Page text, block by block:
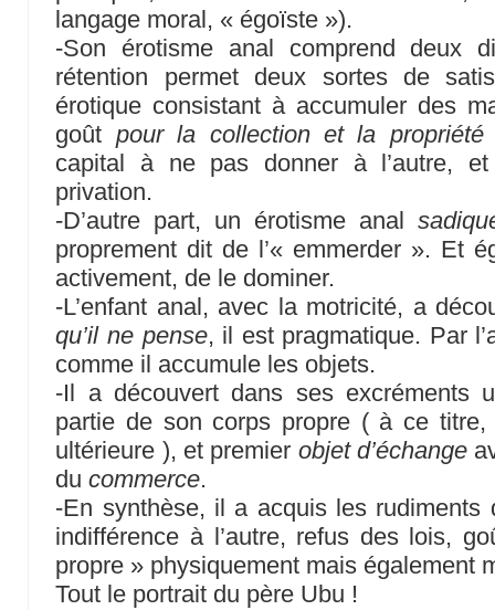
langage moral, « égoïste »).
-Son érotisme anal comprend deux
rétention permet deux sortes de
érotique consistant à accumuler des
goût pour la collection et la propriété
capital à ne pas donner à l’autre,
privation.
-D’autre part, un érotisme anal
proprement dit de l’« emmerder ». Et
activement, de le dominer.
-L’enfant anal, avec la motricité, a
qu’il ne pense, il est pragmatique. Par
comme il accumule les objets.
-Il a découvert dans ses excréments
partie de son corps propre ( à ce
ultérieure ), et premier objet d’échange
ducommerce.
-En synthèse, il a acquis les
indifférence à l’autre, refus des lois,
propre » physiquement mais également
Tout le portrait du père Ubu !